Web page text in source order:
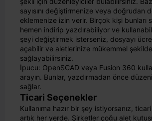
sayısını değiştirmenize veya doğrudan
eklemenize izin verir. Birçok kişi bunları
hemen indirip yazdırabiliyor ve
şeyi değiştirmek isterseniz, dosyayı
açabilir ve aletlerinize mükemmel şekilde
sağlayabilirsiniz.
İpucu: OpenSCAD veya Fusion 360
arayın. Bunlar, yazdırmadan önce
sağlar.
Ticari Seçenekler
Kullanıma hazır bir şey istiyorsanız,
artık her yerde. Şirketler çoğu alet